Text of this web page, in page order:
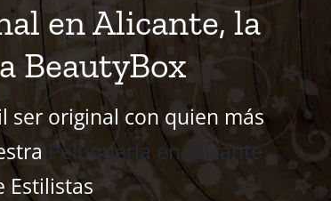
en Alicante, la
BeautyBox
ser original con quien más
Peluquería en Alicante
Estilistas